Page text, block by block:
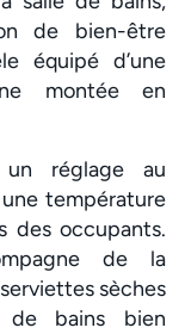
de bien-être
équipé d’une
montée en
un réglage au
température
des occupants.
de la
sèches
de bains bien